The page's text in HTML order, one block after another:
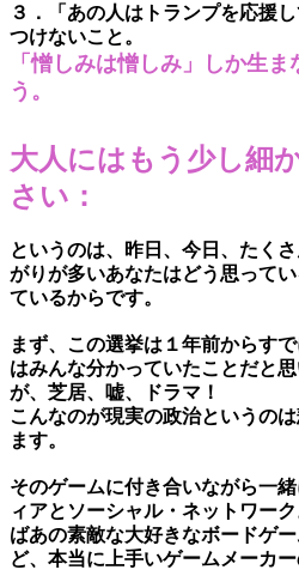
３．「あの人はトランプを応援
つけないこと。
「憎しみは憎しみ」しか生ま
う。
大人にはもう少し細
さい：
というのは、昨日、今日、たく
がりが多いあなたはどう思って
ているからです。
まず、この選挙は１年前からす
はみんな分かっていたことだと
が、芝居、嘘、ドラマ！
こんなのが現実の政治というの
ます。
そのゲームに付き合いながら一
ィアとソーシャル・ネットワー
ばあの素敵な大好きなボードゲ
ど、本当に上手いゲームメーカ